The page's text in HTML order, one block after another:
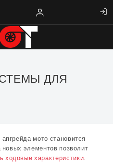
ДЛЯ
мото становится
элементов позволит
ходовые характеристики.